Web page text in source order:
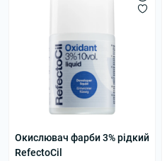
Окислювач фарби 3% рідкий
RefectoCil